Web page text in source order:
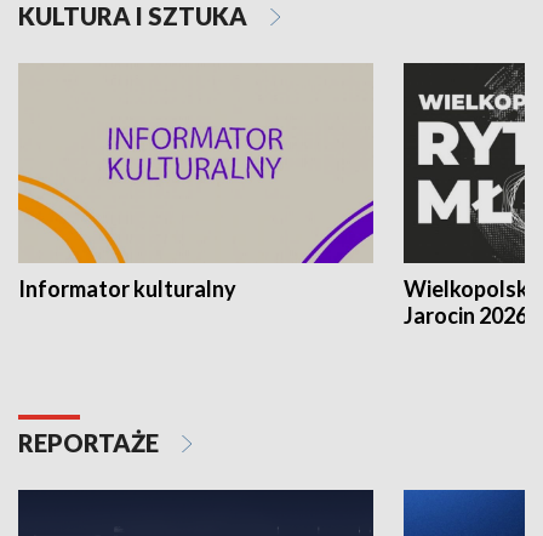
KULTURA I SZTUKA
Informator kulturalny
Jarocin 2026
REPORTAŻE